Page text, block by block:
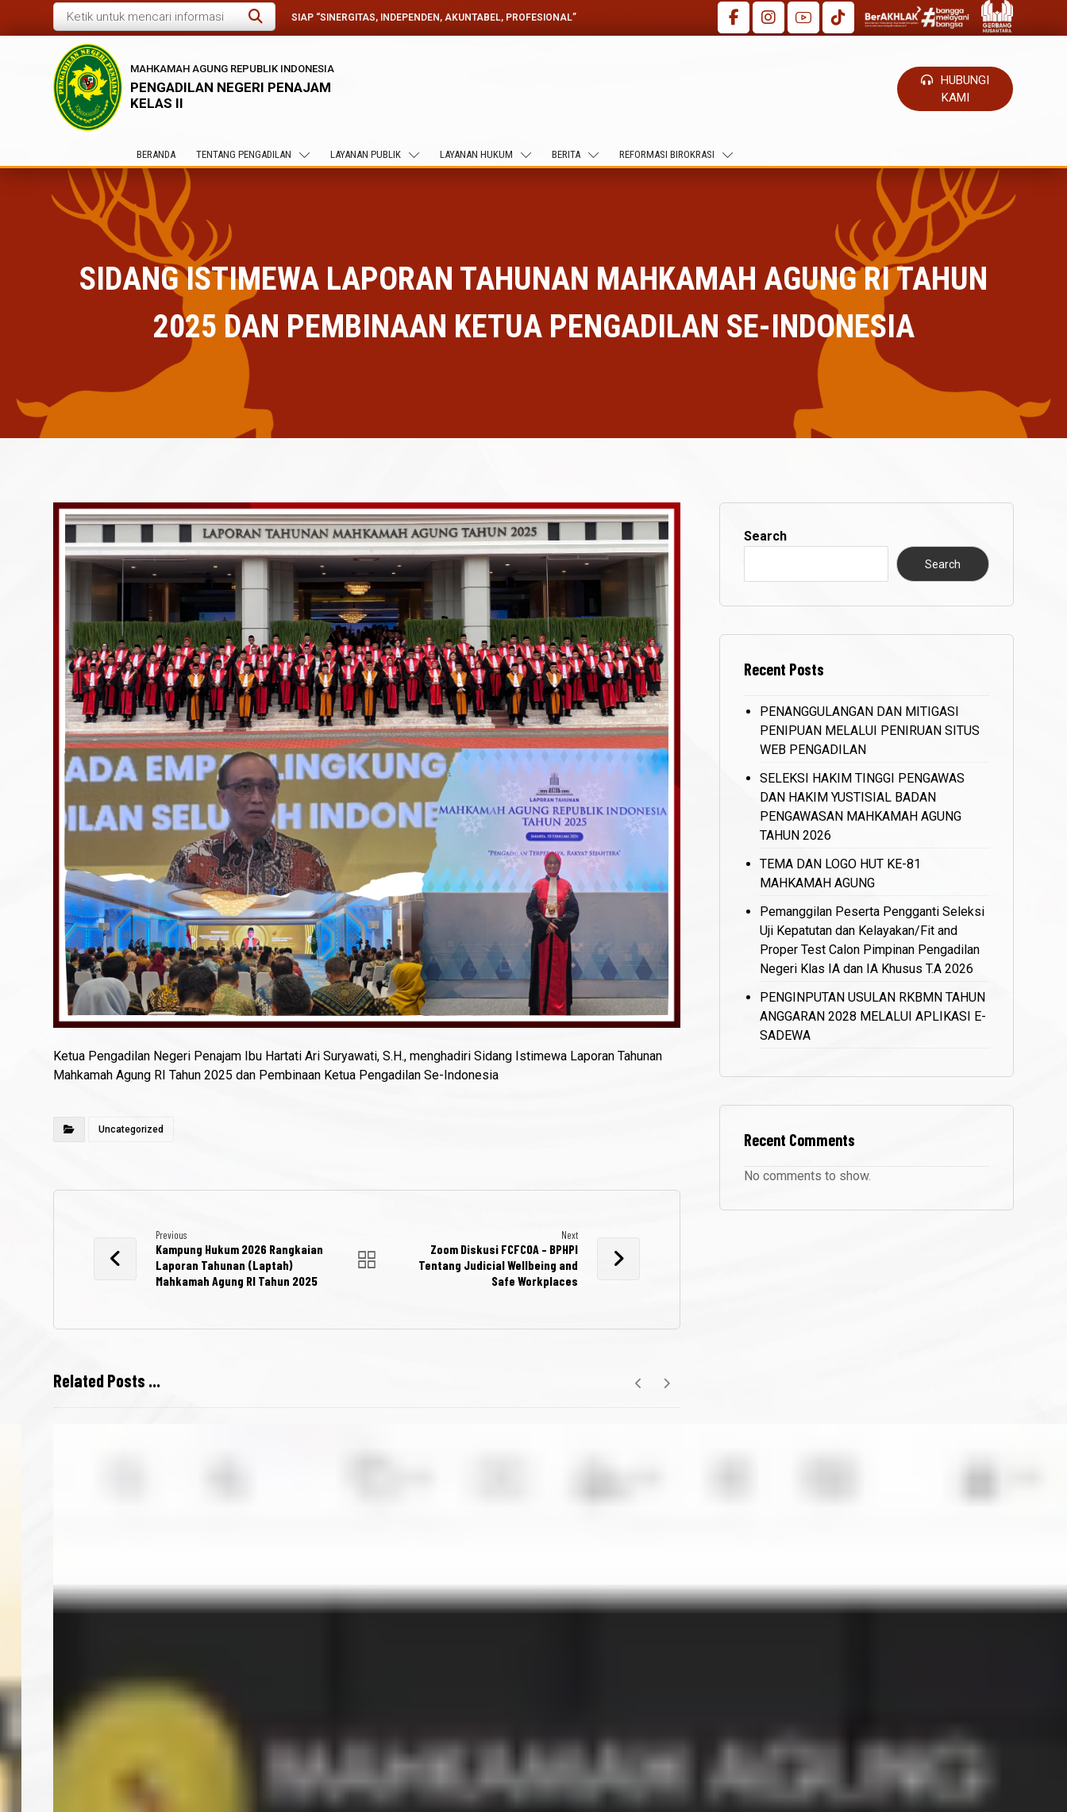
SIAP “SINERGITAS, INDEPENDEN, AKUNTABEL, PROFESIONAL”
MAHKAMAH AGUNG REPUBLIK INDONESIA
PENGADILAN NEGERI PENAJAM
KELAS II
BERANDA TENTANG PENGADILAN LAYANAN PUBLIK LAYANAN HUKUM BERITA REFORMASI BIROKRASI
HUBUNGI
KAMI
SIDANG ISTIMEWA LAPORAN TAHUNAN MAHKAMAH AGUNG RI TAHUN
2025 DAN PEMBINAAN KETUA PENGADILAN SE-INDONESIA
Ketua Pengadilan Negeri Penajam Ibu Hartati Ari Suryawati, S.H., menghadiri Sidang Istimewa Laporan Tahunan
Mahkamah Agung RI Tahun 2025 dan Pembinaan Ketua Pengadilan Se-Indonesia
Uncategorized
Previous
Kampung Hukum 2026 Rangkaian
Laporan Tahunan (Laptah)
Mahkamah Agung RI Tahun 2025
Next
Zoom Diskusi FCFCOA – BPHPI
Tentang Judicial Wellbeing and
Safe Workplaces
Related Posts ...
Search
Search
Recent Posts
PENANGGULANGAN DAN MITIGASI
PENIPUAN MELALUI PENIRUAN SITUS
WEB PENGADILAN
SELEKSI HAKIM TINGGI PENGAWAS
DAN HAKIM YUSTISIAL BADAN
PENGAWASAN MAHKAMAH AGUNG
TAHUN 2026
TEMA DAN LOGO HUT KE-81
MAHKAMAH AGUNG
Pemanggilan Peserta Pengganti Seleksi
Uji Kepatutan dan Kelayakan/Fit and
Proper Test Calon Pimpinan Pengadilan
Negeri Klas IA dan IA Khusus T.A 2026
PENGINPUTAN USULAN RKBMN TAHUN
ANGGARAN 2028 MELALUI APLIKASI E-
SADEWA
Recent Comments
No comments to show.